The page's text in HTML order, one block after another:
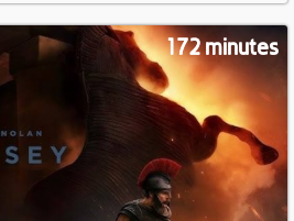
172 minutes